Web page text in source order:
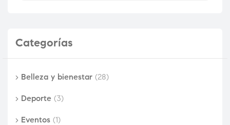
Categorías
Belleza y bienestar (28)
Deporte (3)
Eventos (1)